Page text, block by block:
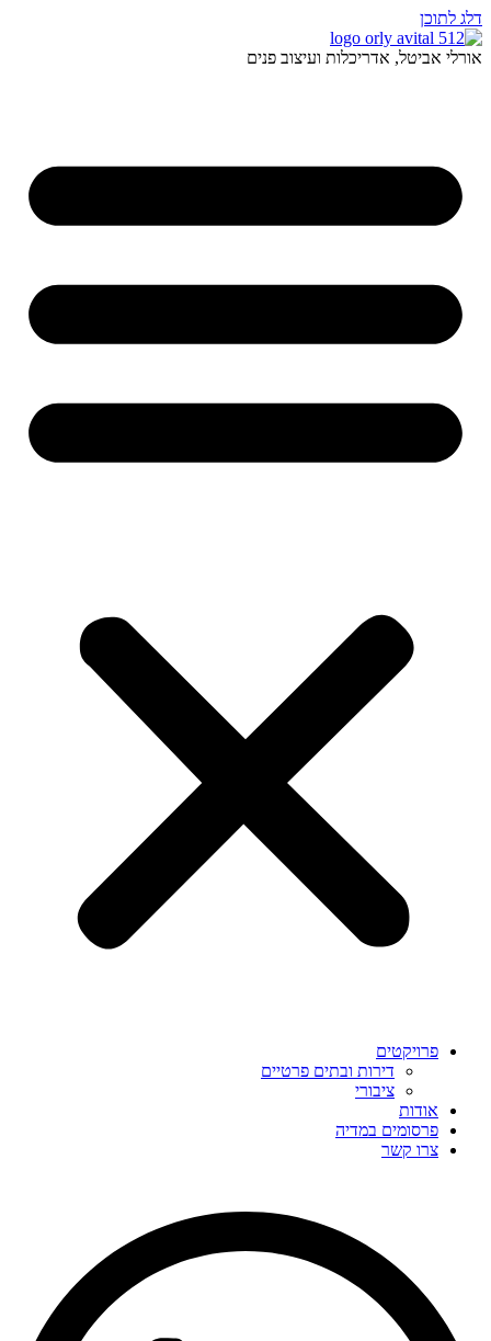
דלג לתוכן
אורלי אביטל, אדריכלות ועיצוב פנים
פרויקטים
דירות ובתים פרטיים
ציבורי
אודות
פרסומים במדיה
צרו קשר